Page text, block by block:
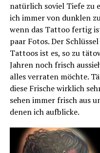
natürlich soviel Tiefe zu
ich immer von dunklen
wenn das Tattoo fertig
paar Fotos. Der
Tattoos ist es, so zu
Jahren noch frisch
alles verraten möchte.
diese Frische wirklich
sehen immer frisch aus
denen ich aufblicke.